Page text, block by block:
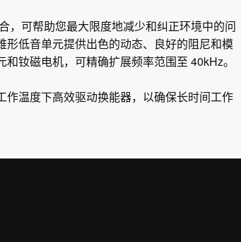
，可帮助您最大限度地减少和纠正环境中的问
低音单元提供出色的动态、良好的阻尼和模
钕磁电机，可精确扩展频率范围至 40kHz。
温度下高效驱动换能器，以确保长时间工作